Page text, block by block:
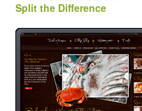
Split the Difference